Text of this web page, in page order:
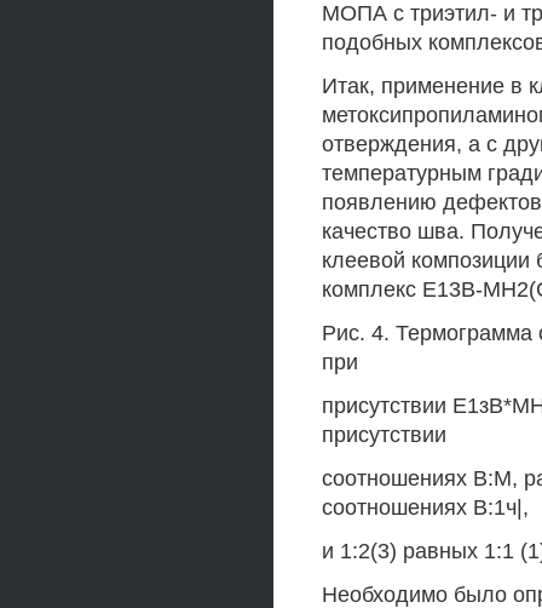
МОПА с триэтил- и
подобных
Итак, применение в
отверждения, а с
температурным
появлению дефектов
качество шва.
клеевой композиции
комплекс Е13В-
Рис. 4. Термограмма
при
присутствии
присутствии
соотношениях В:М,
соотношениях В:1ч|,
и 1:2(3) равных 1:1
Необходимо было